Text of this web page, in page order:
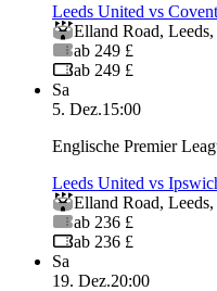
Leeds United vs
Elland Road, Leeds,
ab 249 £
ab 249 £
Sa
5. Dez.15:00
Englische Premier
Leeds United vs
Elland Road, Leeds,
ab 236 £
ab 236 £
Sa
19. Dez.20:00